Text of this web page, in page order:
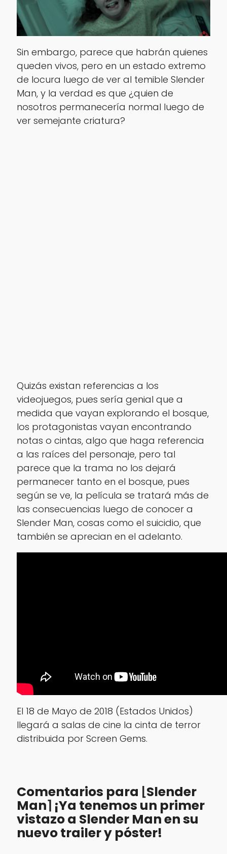
Sin embargo, parece que habrán quienes
queden vivos, pero en un estado extremo
de locura luego de ver al temible Slender
Man, y la verdad es que ¿quien de
nosotros permanecería normal luego de
ver semejante criatura?
Quizás existan referencias a los
videojuegos, pues sería genial que a
medida que vayan explorando el bosque,
los protagonistas vayan encontrando
notas o cintas, algo que haga referencia
a las raíces del personaje, pero tal
parece que la trama no los dejará
permanecer tanto en el bosque, pues
según se ve, la película se tratará más de
las consecuencias luego de conocer a
Slender Man, cosas como el suicidio, que
también se aprecian en el adelanto.
El 18 de Mayo de 2018 (Estados Unidos)
llegará a salas de cine la cinta de terror
distribuida por Screen Gems.
Comentarios para ⌊Slender
Man⌉ ¡Ya tenemos un primer
vistazo a Slender Man en su
nuevo trailer y póster!